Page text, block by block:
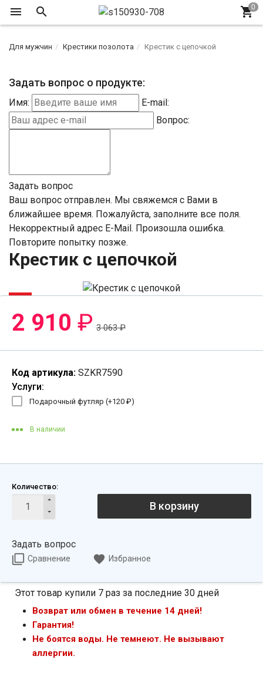
Для мужчин Крестики позолота Крестик с цепочкой
Задать вопрос о продукте:
Имя:
E-mail:
Вопрос:
Задать вопрос
Ваш вопрос отправлен. Мы свяжемся с Вами в
ближайшее время. Пожалуйста, заполните все поля.
Некорректный адрес E-Mail. Произошла ошибка.
Повторите попытку позже.
Крестик с цепочкой
-5%
2 910 ₽ 3 063₽
Код артикула: SZKR7590
Услуги:
Подарочный футляр (+120 ₽)
В наличии
Количество:
В корзину
Задать вопрос
Сравнение Избранное
Этот товар купили 7 раз за последние 30 дней
Возврат или обмен в течение 14 дней!
Гарантия!
Не боятся воды. Не темнеют. Не вызывают
аллергии.